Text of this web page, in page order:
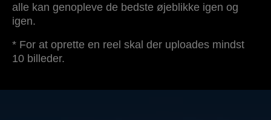
alle kan genopleve de bedste øjeblikke igen og
igen.
* For at oprette en reel skal der uploades mindst
10 billeder.